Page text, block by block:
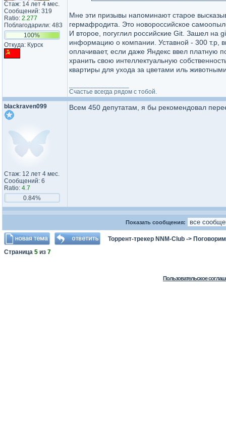
Стаж: 14 лет 4 мес.
Сообщений: 319
Ratio: 2.277
Поблагодарили: 483
100%
Откуда: Курск
Мне эти призывы напоминают старое
гермафродита. Это новороссийское
И второе, погуглил российские Git. Зашел на
информацию о компании. Уставной - 300 т.р,
оплачивает, если даже Яндекс ввел платную
хранить свою интеллектуальную
квартиры для ухода за цветами иль
Счастье всегда рядом с тобой.
blackraven099
Стаж: 12 лет 4 мес.
Сообщений: 6
Ratio: 4.7
0.84%
Всем 450 депутатам, я бы рекомендовал
Показать сообщения:
Торрент-трекер NNM-Club -> Поговорим
Страница 5 из 7
Пользовательское